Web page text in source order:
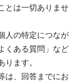
とは一切ありませ
人の特定につなが
くある質問」など
ります。
は、回答までにお